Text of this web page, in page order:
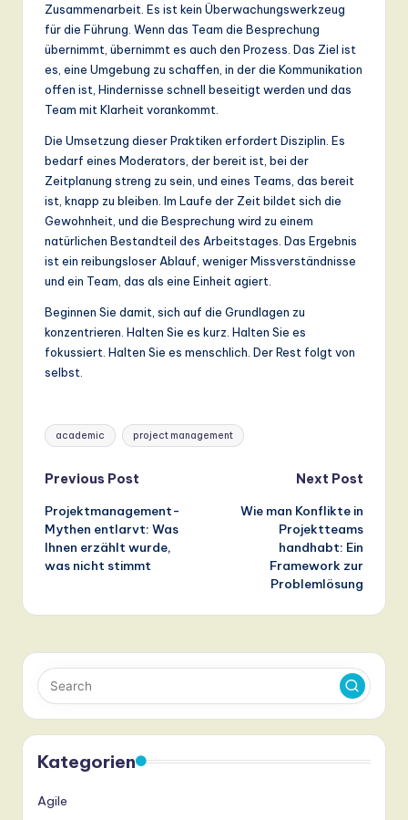
Zusammenarbeit. Es ist kein Überwachungswerkzeug
für die Führung. Wenn das Team die Besprechung
übernimmt, übernimmt es auch den Prozess. Das Ziel ist
es, eine Umgebung zu schaffen, in der die Kommunikation
offen ist, Hindernisse schnell beseitigt werden und das
Team mit Klarheit vorankommt.
Die Umsetzung dieser Praktiken erfordert Disziplin. Es
bedarf eines Moderators, der bereit ist, bei der
Zeitplanung streng zu sein, und eines Teams, das bereit
ist, knapp zu bleiben. Im Laufe der Zeit bildet sich die
Gewohnheit, und die Besprechung wird zu einem
natürlichen Bestandteil des Arbeitstages. Das Ergebnis
ist ein reibungsloser Ablauf, weniger Missverständnisse
und ein Team, das als eine Einheit agiert.
Beginnen Sie damit, sich auf die Grundlagen zu
konzentrieren. Halten Sie es kurz. Halten Sie es
fokussiert. Halten Sie es menschlich. Der Rest folgt von
selbst.
Tags:
academic project management
Post
navigation
Previous Post
Projektmanagement-
Mythen entlarvt: Was
Ihnen erzählt wurde,
was nicht stimmt
Next Post
Wie man Konflikte in
Projektteams
handhabt: Ein
Framework zur
Problemlösung
Kategorien
Agile